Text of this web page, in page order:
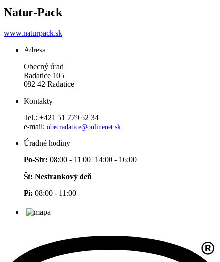
Natur-Pack
www.naturpack.sk
Adresa
Obecný úrad
Radatice 105
082 42 Radatice
Kontakty
Tel.: +421 51 779 62 34
e-mail: obecradatice@onlinenet.sk
Úradné hodiny
Po-Str: 08:00 - 11:00 14:00 - 16:00
Št: Nestránkový deň
Pi: 08:00 - 11:00